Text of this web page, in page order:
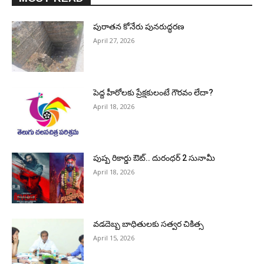
పురాత‌న కోనేరు పున‌రుద్ధ‌ర‌ణ
April 27, 2026
పెద్ద హీరోల‌కు ప్రేక్ష‌కులంటే గౌర‌వం లేదా?
April 18, 2026
పుష్ప రికార్డు ఔట్‌.. దురంధ‌ర్ 2 సునామీ
April 18, 2026
వడదెబ్బ బాధితులకు సత్వర చికిత్స
April 15, 2026